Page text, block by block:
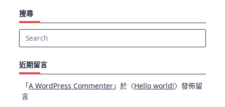
搜尋
Search
近期留言
「A WordPress Commenter」於〈Hello world!〉發佈留
言